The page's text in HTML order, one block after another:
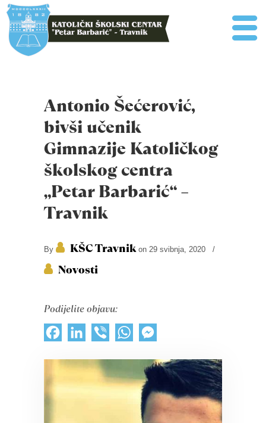
Antonio Šećerović,
bivši učenik
Gimnazije Katoličkog
školskog centra
„Petar Barbarić“ –
Travnik
By KŠC Travnikon 29 svibnja, 2020 /
Novosti
Podijelite objavu:
FacebookLinkedInViber WhatsApp